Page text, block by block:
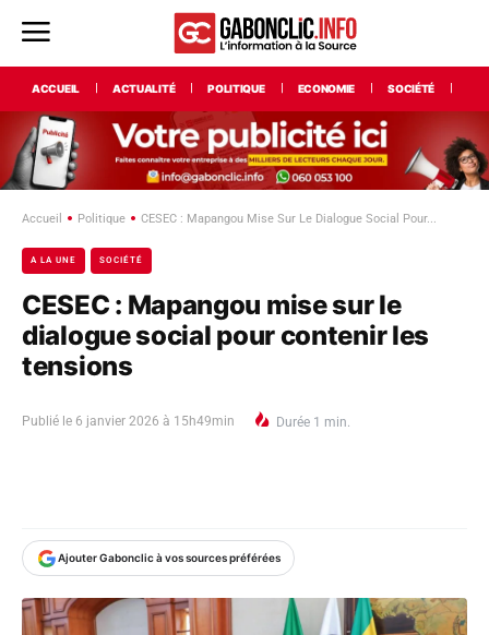
ACCUEIL ACTUALITÉ POLITIQUE ECONOMIE SOCIÉTÉ
Accueil Politique CESEC : Mapangou Mise Sur Le Dialogue Social Pour...
A LA UNE SOCIÉTÉ
CESEC : Mapangou mise sur le
dialogue social pour contenir les
tensions
Publié le 6 janvier 2026 à 15h49min Durée 1 min.
Ajouter Gabonclic à vos sources préférées